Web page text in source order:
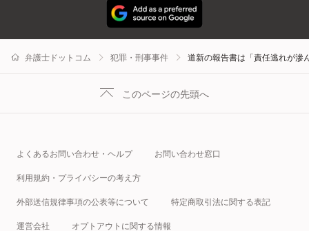
弁護士ドットコム 犯罪・刑事事件 道新の報告書は「責任逃れが滲
このページの先頭へ
よくあるお問い合わせ・ヘルプ お問い合わせ窓口
利用規約・プライバシーの考え方
外部送信規律事項の公表等について 特定商取引法に関する表記
運営会社 オプトアウトに関する情報